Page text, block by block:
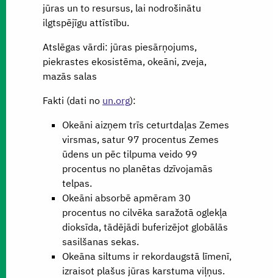
jūras un to resursus, lai nodrošinātu
ilgtspējīgu attīstību.
Atslēgas vārdi: jūras piesārņojums,
piekrastes ekosistēma, okeāni, zveja,
mazās salas
Fakti (dati no un.org):
Okeāni aizņem trīs ceturtdaļas Zemes
virsmas, satur 97 procentus Zemes
ūdens un pēc tilpuma veido 99
procentus no planētas dzīvojamās
telpas.
Okeāni absorbē apmēram 30
procentus no cilvēka saražotā oglekļa
dioksīda, tādējādi buferizējot globālās
sasilšanas sekas.
Okeāna siltums ir rekordaugstā līmenī,
izraisot plašus jūras karstuma viļņus.